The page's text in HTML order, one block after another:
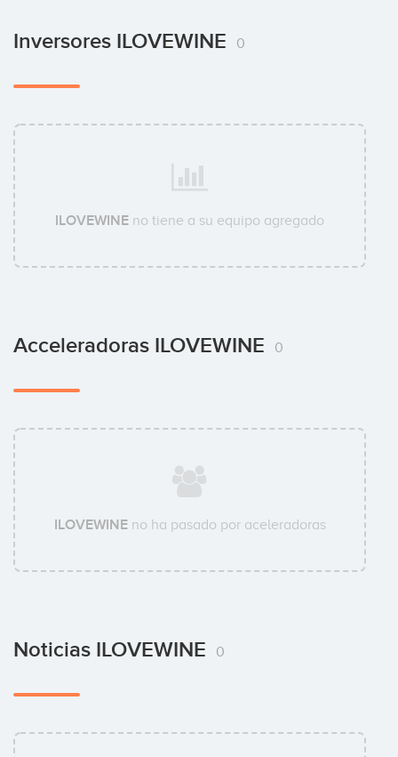
Inversores ILOVEWINE 0
ILOVEWINE no tiene a su equipo agregado
Acceleradoras ILOVEWINE 0
ILOVEWINEno ha pasado por aceleradoras
Noticias ILOVEWINE 0